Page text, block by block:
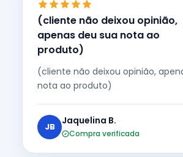
(cliente não deixou opinião,
apenas deu sua nota ao
produto)
(cliente não deixou opinião,
nota ao produto)
JB
Jaquelina B.
Compra verificada